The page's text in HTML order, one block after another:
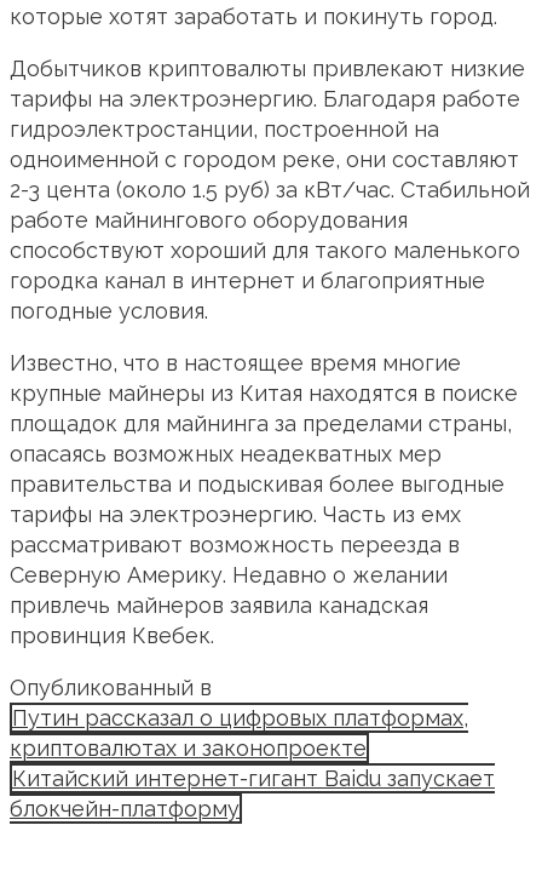
которые хотят заработать и покинуть город.
Добытчиков криптовалюты привлекают низкие
тарифы на электроэнергию. Благодаря работе
гидроэлектростанции, построенной на
одноименной с городом реке, они составляют
2-3 цента (около 1.5 руб) за кВт/час. Стабильной
работе майнингового оборудования
способствуют хороший для такого маленького
городка канал в интернет и благоприятные
погодные условия.
Известно, что в настоящее время многие
крупные майнеры из Китая находятся в поиске
площадок для майнинга за пределами страны,
опасаясь возможных неадекватных мер
правительства и подыскивая более выгодные
тарифы на электроэнергию. Часть из емх
рассматривают возможность переезда в
Северную Америку. Недавно о желании
привлечь майнеров заявила канадская
провинция Квебек.
Опубликованный в
Путин рассказал о цифровых платформах,
криптовалютах и законопроекте
Китайский интернет-гигант Baidu запускает
блокчейн-платформу